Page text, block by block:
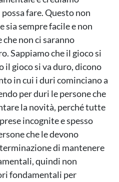
fare. Questo non
sia sempre facile e non
non ci saranno
Sappiamo che il gioco si
il gioco si va duro, dicono
in cui i duri cominciano a
per duri le persone che
la novità, perché tutte
incognite e spesso
che le devono
di mantenere
quindi non
fondamentali per